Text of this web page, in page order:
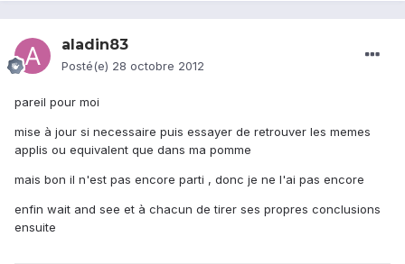
aladin83
Posté(e) 28 octobre 2012
pareil pour moi
mise à jour si necessaire puis essayer de retrouver les memes
applis ou equivalent que dans ma pomme
mais bon il n'est pas encore parti , donc je ne l'ai pas encore
enfin wait and see et à chacun de tirer ses propres conclusions
ensuite